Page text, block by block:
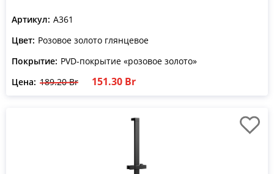
Артикул: A361
Цвет: Розовое золото глянцевое
Покрытие: PVD-покрытие «розовое золото»
Цена: 189.20 Br 151.30 Br